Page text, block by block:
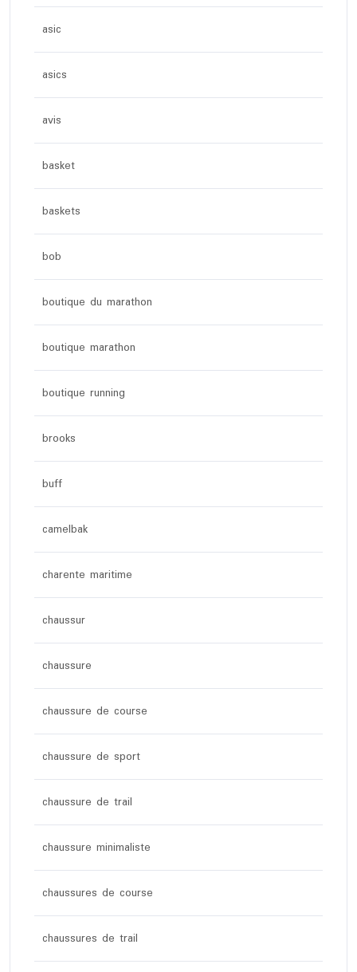
asic
asics
avis
basket
baskets
bob
boutique du marathon
boutique marathon
boutique running
brooks
buff
camelbak
charente maritime
chaussur
chaussure
chaussure de course
chaussure de sport
chaussure de trail
chaussure minimaliste
chaussures de course
chaussures de trail